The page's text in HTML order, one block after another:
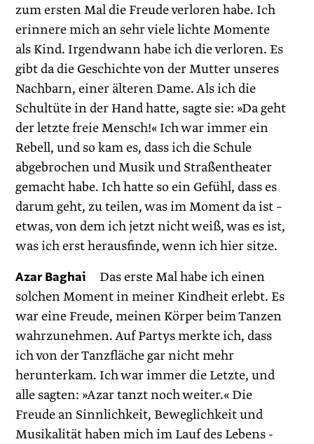
zum ersten Mal die Freude verloren habe. Ich
erinnere mich an sehr viele lichte Momente
als Kind. Irgendwann habe ich die verloren. Es
gibt da die Geschichte von der Mutter unseres
Nachbarn, einer älteren Dame. Als ich die
Schultüte in der Hand hatte, sagte sie: »Da geht
der letzte freie Mensch!« Ich war immer ein
Rebell, und so kam es, dass ich die Schule
abgebrochen und Musik und Straßentheater
gemacht habe. Ich hatte so ein Gefühl, dass es
darum geht, zu teilen, was im Moment da ist –
etwas, von dem ich jetzt nicht weiß, was es ist,
was ich erst herausfinde, wenn ich hier sitze.
Azar Baghai Das erste Mal habe ich einen
solchen Moment in meiner Kindheit erlebt. Es
war eine Freude, meinen Körper beim Tanzen
wahrzunehmen. Auf Partys merkte ich, dass
ich von der Tanzfläche gar nicht mehr
herunterkam. Ich war immer die Letzte, und
alle sagten: »Azar tanzt noch weiter.« Die
Freude an Sinnlichkeit, Beweglichkeit und
Musikalität haben mich im Lauf des Lebens ­